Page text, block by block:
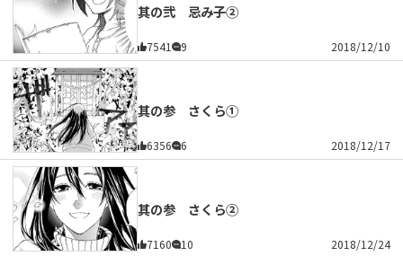
其の弐 忌み子②
7541 9 2018/12/10
其の参 さくら①
6356 6 2018/12/17
其の参 さくら②
7160 10 2018/12/24